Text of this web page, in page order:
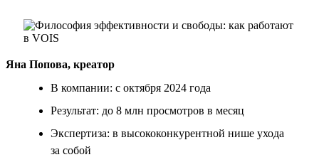
Яна Попова, креатор
В компании: с октября 2024 года
Результат: до 8 млн просмотров в месяц
Экспертиза: в высококонкурентной нише ухода
за собой